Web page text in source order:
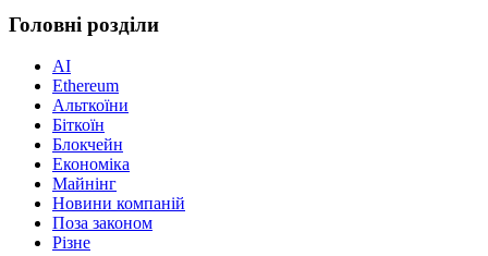
Головні розділи
AI
Ethereum
Альткоїни
Біткоїн
Блокчейн
Економіка
Майнінг
Новини компаній
Поза законом
Різне